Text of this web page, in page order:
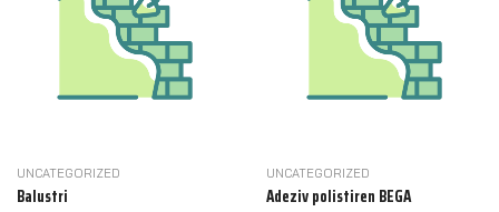
UNCATEGORIZED
Balustri
UNCATEGORIZED
Adeziv polistiren BEGA